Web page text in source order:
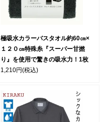
極吸水カラーバスタオル約60㎝×
１２０㎝特殊糸『スーパー甘撚
り』を使用で驚きの吸水力！1枚
1,210円(税込)